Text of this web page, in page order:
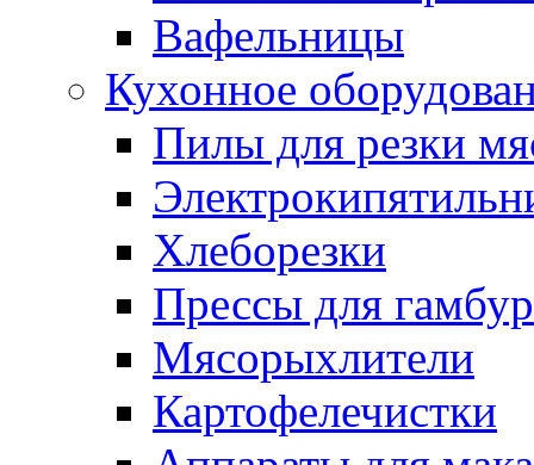
Вафельницы
Кухонное
Пилы для резки
Хлеборезки
Прессы для
Мясорыхлители
Картофелечистки